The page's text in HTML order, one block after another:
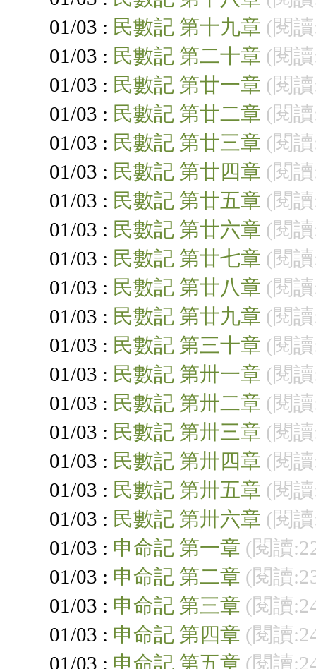
01/03 : 民數記 第十九章 (閱
01/03 : 民數記 第二十章 (閱
01/03 : 民數記 第廿一章 (閱
01/03 : 民數記 第廿二章 (閱
01/03 : 民數記 第廿三章 (閱
01/03 : 民數記 第廿四章 (閱
01/03 : 民數記 第廿五章 (閱
01/03 : 民數記 第廿六章 (閱
01/03 : 民數記 第廿七章 (閱
01/03 : 民數記 第廿八章 (閱
01/03 : 民數記 第廿九章 (閱
01/03 : 民數記 第三十章 (閱
01/03 : 民數記 第卅一章 (閱
01/03 : 民數記 第卅二章 (閱
01/03 : 民數記 第卅三章 (閱
01/03 : 民數記 第卅四章 (閱
01/03 : 民數記 第卅五章 (閱
01/03 : 民數記 第卅六章 (閱
01/03 : 申命記 第一章 (閱讀
01/03 : 申命記 第二章 (閱讀
01/03 : 申命記 第三章 (閱讀
01/03 : 申命記 第四章 (閱讀
01/03 : 申命記 第五章 (閱讀